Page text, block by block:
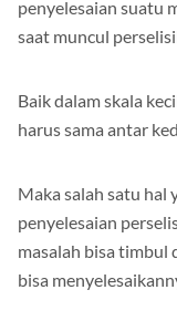
penyelesaian suatu
saat muncul
Baik dalam skala
harus sama antar
Maka salah satu hal
penyelesaian
masalah bisa timbul
bisa